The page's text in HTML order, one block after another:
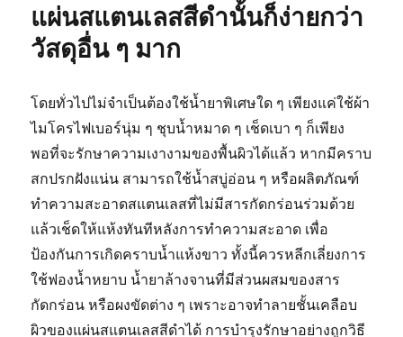
แผ่นสแตนเลสสีดำนั้นก็ง่ายกว่า
วัสดุอื่น ๆ มาก
โดยทั่วไปไม่จำเป็นต้องใช้น้ำยาพิเศษใด ๆ เพียงแค่ใช้ผ้า
ไมโครไฟเบอร์นุ่ม ๆ ชุบน้ำหมาด ๆ เช็ดเบา ๆ ก็เพียง
พอที่จะรักษาความเงางามของพื้นผิวได้แล้ว หากมีคราบ
สกปรกฝังแน่น สามารถใช้น้ำสบู่อ่อน ๆ หรือผลิตภัณฑ์
ทำความสะอาดสแตนเลสที่ไม่มีสารกัดกร่อนร่วมด้วย
แล้วเช็ดให้แห้งทันทีหลังการทำความสะอาด เพื่อ
ป้องกันการเกิดคราบน้ำแห้งขาว ทั้งนี้ควรหลีกเลี่ยงการ
ใช้ฟองน้ำหยาบ น้ำยาล้างจานที่มีส่วนผสมของสาร
กัดกร่อน หรือผงขัดต่าง ๆ เพราะอาจทำลายชั้นเคลือบ
ผิวของแผ่นสแตนเลสสีดำได้ การบำรุงรักษาอย่างถูกวิธี